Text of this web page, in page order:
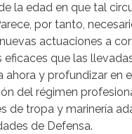
la edad en que tal
por tanto,
actuaciones a
eficaces que las
ahora y profundizar en
del régimen
de tropa y marinería
de Defensa.